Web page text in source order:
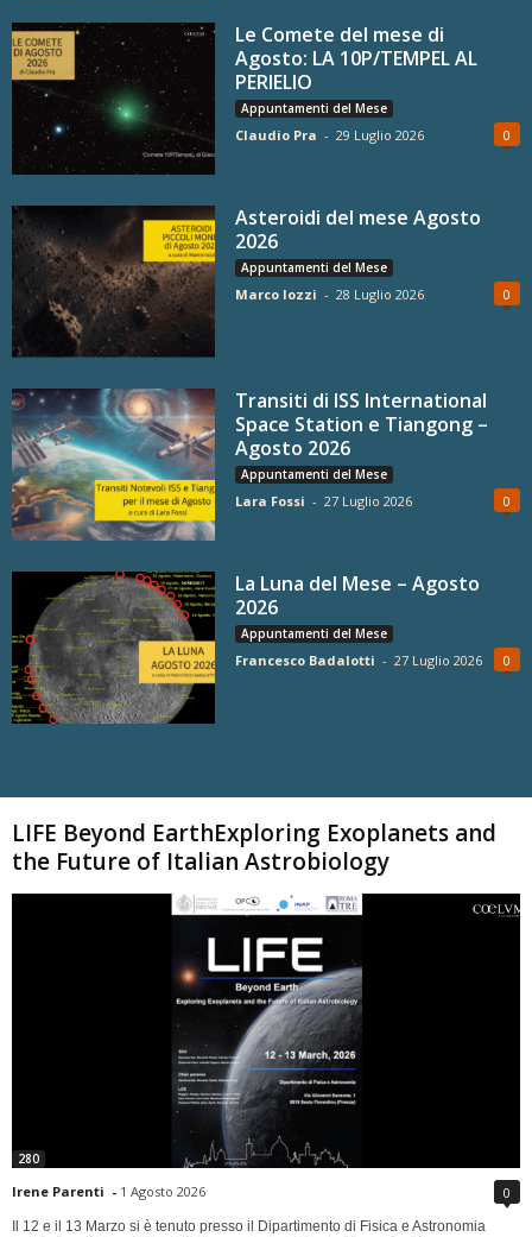
Le Comete del mese di
Agosto: LA 10P/TEMPEL AL
PERIELIO
Appuntamenti del Mese
Claudio Pra - 29 Luglio 2026 0
Asteroidi del mese Agosto
2026
Appuntamenti del Mese
Marco Iozzi - 28 Luglio 2026 0
Transiti di ISS International
Space Station e Tiangong –
Agosto 2026
Appuntamenti del Mese
Lara Fossi - 27 Luglio 2026 0
La Luna del Mese – Agosto
2026
Appuntamenti del Mese
Francesco Badalotti - 27 Luglio 2026 0
LIFE Beyond EarthExploring Exoplanets and
the Future of Italian Astrobiology
280
Irene Parenti - 1 Agosto 2026 0
Il 12 e il 13 Marzo si è tenuto presso il Dipartimento di Fisica e Astronomia